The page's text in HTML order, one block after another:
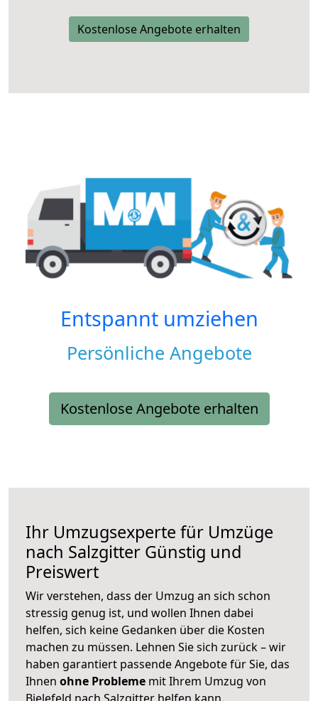
Kostenlose Angebote erhalten
Entspannt umziehen
Persönliche Angebote
Kostenlose Angebote erhalten
Ihr Umzugsexperte für Umzüge
nach Salzgitter Günstig und
Preiswert
Wir verstehen, dass der Umzug an sich schon
stressig genug ist, und wollen Ihnen dabei
helfen, sich keine Gedanken über die Kosten
machen zu müssen. Lehnen Sie sich zurück – wir
haben garantiert passende Angebote für Sie, das
Ihnen ohne Probleme mit Ihrem Umzug von